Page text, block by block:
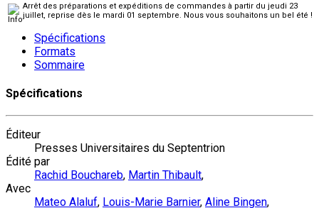
Arrêt des préparations et expéditions de commandes à partir du jeudi 23
juillet, reprise dès le mardi 01 septembre. Nous vous souhaitons un bel été !
Spécifications
Formats
Sommaire
Spécifications
Éditeur
Presses Universitaires du Septentrion
Édité par
Rachid Bouchareb, Martin Thibault,
Avec
Mateo Alaluf, Louis-Marie Barnier, Aline Bingen,